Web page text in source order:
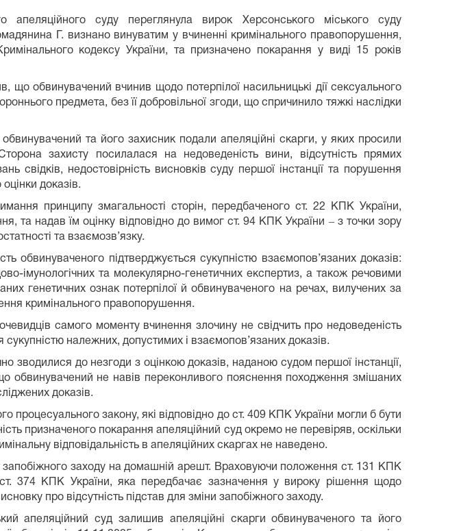
апеляційного суду переглянула вирок Херсонського міського суду
Г. визнано винуватим у вчиненні кримінального правопорушення,
кодексу України, та призначено покарання у виді 15 років
що обвинувачений вчинив щодо потерпілої насильницькі дії сексуального
предмета, без її добровільної згоди, що спричинило тяжкі наслідки
та його захисник подали апеляційні скарги, у яких просили
захисту посилалася на недоведеність вини, відсутність прямих
свідків, недостовірність висновків суду першої інстанції та порушення
доказів.
принципу змагальності сторін, передбаченого ст. 22 КПК України,
та надав їм оцінку відповідно до вимог ст. 94 КПК України ‒ з точки зору
та взаємозв’язку.
обвинуваченого підтверджується сукупністю взаємопов’язаних доказів:
імунологічних та молекулярно-генетичних експертиз, а також речовими
генетичних ознак потерпілої й обвинуваченого на речах, вилучених за
кримінального правопорушення.
самого моменту вчинення злочину не свідчить про недоведеність
належних, допустимих і взаємопов’язаних доказів.
зводилися до незгоди з оцінкою доказів, наданою судом першої інстанції,
обвинувачений не навів переконливого пояснення походження змішаних
доказів.
процесуального закону, які відповідно до ст. 409 КПК України могли б бути
призначеного покарання апеляційний суд окремо не перевіряв, оскільки
відповідальність в апеляційних скаргах не наведено.
заходу на домашній арешт. Враховуючи положення ст. 131 КПК
374 КПК України, яка передбачає зазначення у вироку рішення щодо
про відсутність підстав для зміни запобіжного заходу.
апеляційний суд залишив апеляційні скарги обвинуваченого та його